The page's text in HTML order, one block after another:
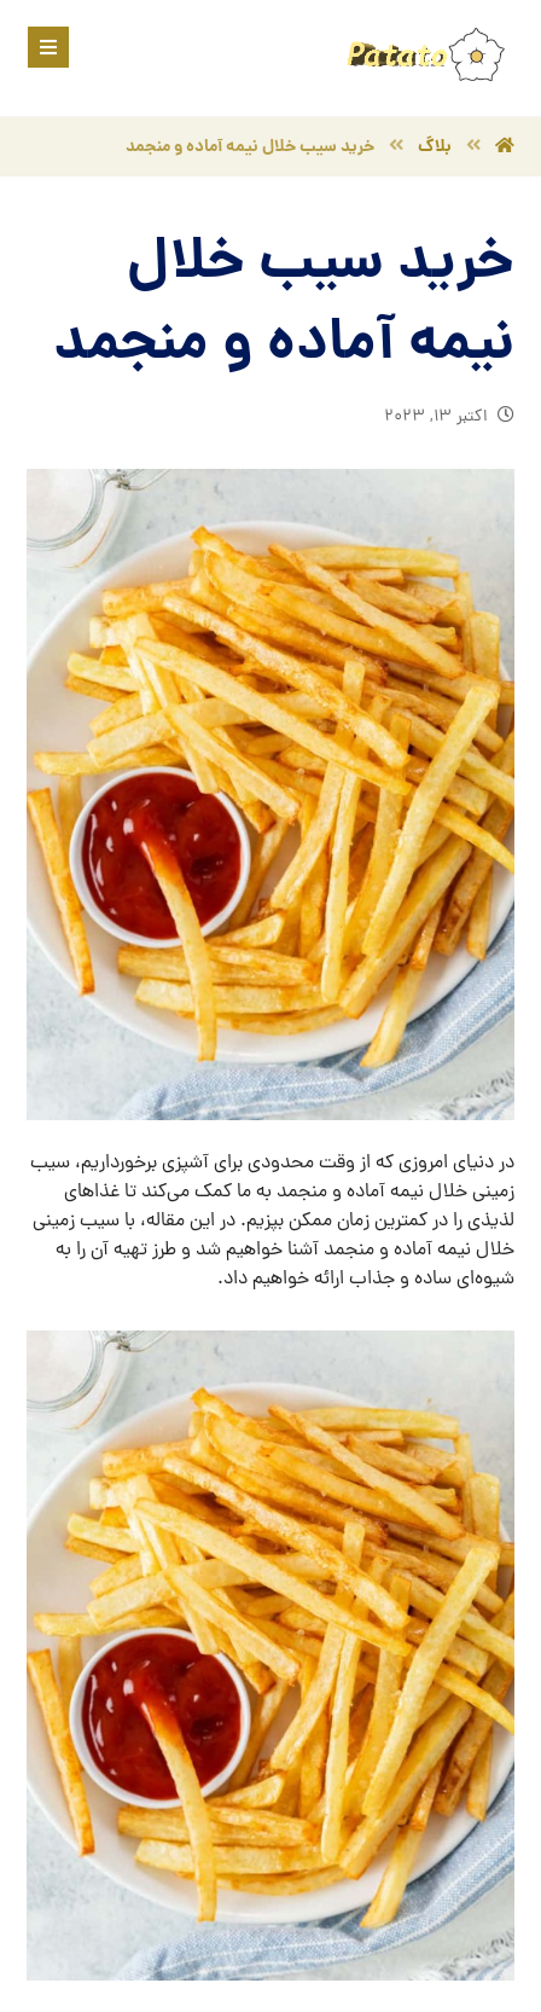
بلاگ خرید سیب خلال نیمه آماده و منجمد
خرید سیب خلال
نیمه آماده و منجمد
اکتبر ۱۳, ۲۰۲۳
در دنیای امروزی که از وقت محدودی برای آشپزی برخورداریم، سیب
زمینی خلال نیمه آماده و منجمد به ما کمک می‌کند تا غذاهای
لذیذی را در کمترین زمان ممکن بپزیم. در این مقاله، با سیب زمینی
خلال نیمه آماده و منجمد آشنا خواهیم شد و طرز تهیه آن را به
شیوه‌ای ساده و جذاب ارائه خواهیم داد.